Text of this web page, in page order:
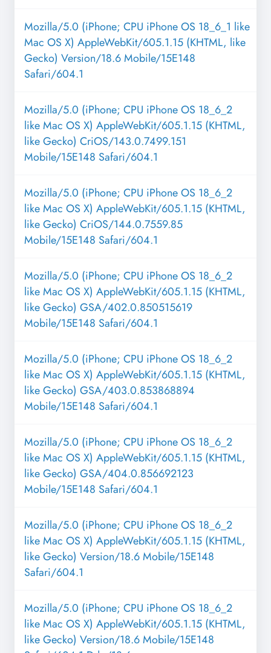
Mozilla/5.0 (iPhone; CPU iPhone OS 18_6_1 like
Mac OS X) AppleWebKit/605.1.15 (KHTML, like
Gecko) Version/18.6 Mobile/15E148
Safari/604.1
Mozilla/5.0 (iPhone; CPU iPhone OS 18_6_2
like Mac OS X) AppleWebKit/605.1.15 (KHTML,
like Gecko) CriOS/143.0.7499.151
Mobile/15E148 Safari/604.1
Mozilla/5.0 (iPhone; CPU iPhone OS 18_6_2
like Mac OS X) AppleWebKit/605.1.15 (KHTML,
like Gecko) CriOS/144.0.7559.85
Mobile/15E148 Safari/604.1
Mozilla/5.0 (iPhone; CPU iPhone OS 18_6_2
like Mac OS X) AppleWebKit/605.1.15 (KHTML,
like Gecko) GSA/402.0.850515619
Mobile/15E148 Safari/604.1
Mozilla/5.0 (iPhone; CPU iPhone OS 18_6_2
like Mac OS X) AppleWebKit/605.1.15 (KHTML,
like Gecko) GSA/403.0.853868894
Mobile/15E148 Safari/604.1
Mozilla/5.0 (iPhone; CPU iPhone OS 18_6_2
like Mac OS X) AppleWebKit/605.1.15 (KHTML,
like Gecko) GSA/404.0.856692123
Mobile/15E148 Safari/604.1
Mozilla/5.0 (iPhone; CPU iPhone OS 18_6_2
like Mac OS X) AppleWebKit/605.1.15 (KHTML,
like Gecko) Version/18.6 Mobile/15E148
Safari/604.1
Mozilla/5.0 (iPhone; CPU iPhone OS 18_6_2
like Mac OS X) AppleWebKit/605.1.15 (KHTML,
like Gecko) Version/18.6 Mobile/15E148